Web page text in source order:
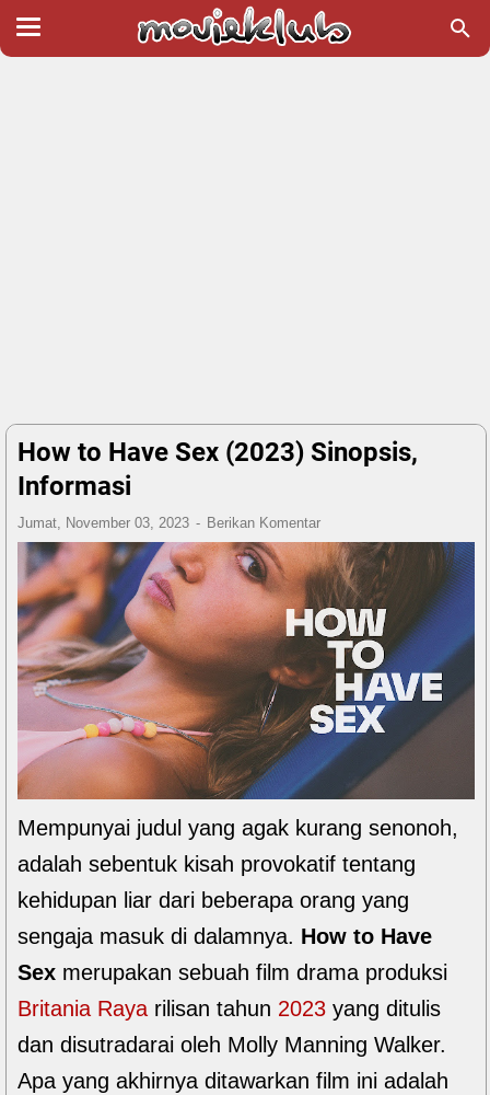
How to Have Sex (2023) Sinopsis,
Informasi
Jumat, November 03, 2023 Berikan Komentar
Mempunyai judul yang agak kurang senonoh,
adalah sebentuk kisah provokatif tentang
kehidupan liar dari beberapa orang yang
sengaja masuk di dalamnya. How to Have
Sex merupakan sebuah film drama produksi
Britania Raya rilisan tahun 2023 yang ditulis
dan disutradarai oleh Molly Manning Walker.
Apa yang akhirnya ditawarkan film ini adalah